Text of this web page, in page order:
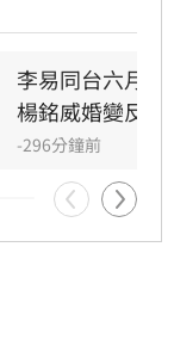
面澄清，仍
和平分手，
家人，未來
節保持低
自領域穩定
。
李易同台六月
楊銘威婚變反應
-296分鐘前